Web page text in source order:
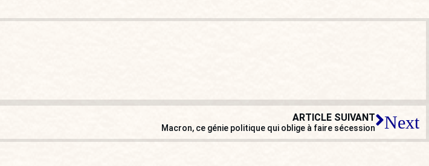
ARTICLE SUIVANT
Macron, ce génie politique qui oblige à faire sécession Next